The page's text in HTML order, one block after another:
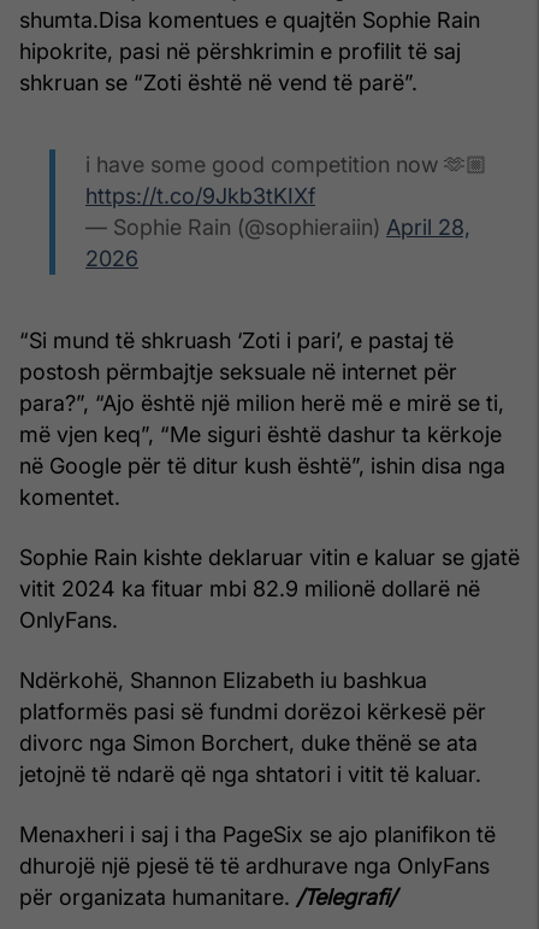
shumta.Disa komentues e quajtën Sophie Rain
hipokrite, pasi në përshkrimin e profilit të saj
shkruan se “Zoti është në vend të parë”.
i have some good competition now 🫶🏼
https://t.co/9Jkb3tKIXf
— Sophie Rain (@sophieraiin) April 28,
2026
“Si mund të shkruash ‘Zoti i pari’, e pastaj të
postosh përmbajtje seksuale në internet për
para?”, “Ajo është një milion herë më e mirë se ti,
më vjen keq”, “Me siguri është dashur ta kërkoje
në Google për të ditur kush është”, ishin disa nga
komentet.
Sophie Rain kishte deklaruar vitin e kaluar se gjatë
vitit 2024 ka fituar mbi 82.9 milionë dollarë në
OnlyFans.
Ndërkohë, Shannon Elizabeth iu bashkua
platformës pasi së fundmi dorëzoi kërkesë për
divorc nga Simon Borchert, duke thënë se ata
jetojnë të ndarë që nga shtatori i vitit të kaluar.
Menaxheri i saj i tha PageSix se ajo planifikon të
dhurojë një pjesë të të ardhurave nga OnlyFans
për organizata humanitare. /Telegrafi/